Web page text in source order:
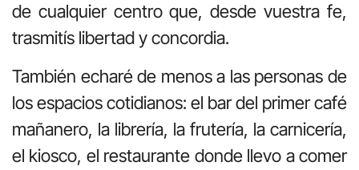
de cualquier centro que, desde vuestra fe,
trasmitís libertad y concordia.
También echaré de menos a las personas de
los espacios cotidianos: el bar del primer café
mañanero, la librería, la frutería, la carnicería,
el kiosco, el restaurante donde llevo a comer